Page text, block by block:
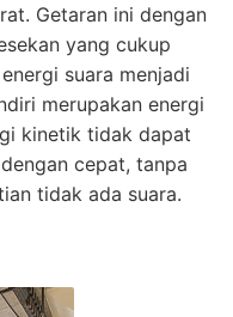
Getaran ini dengan
yang cukup
suara menjadi
merupakan energi
kinetik tidak dapat
cepat, tanpa
tidak ada suara.